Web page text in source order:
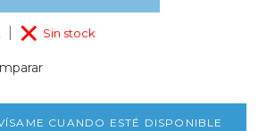
Sin stock
CUANDO ESTÉ DISPONIBLE